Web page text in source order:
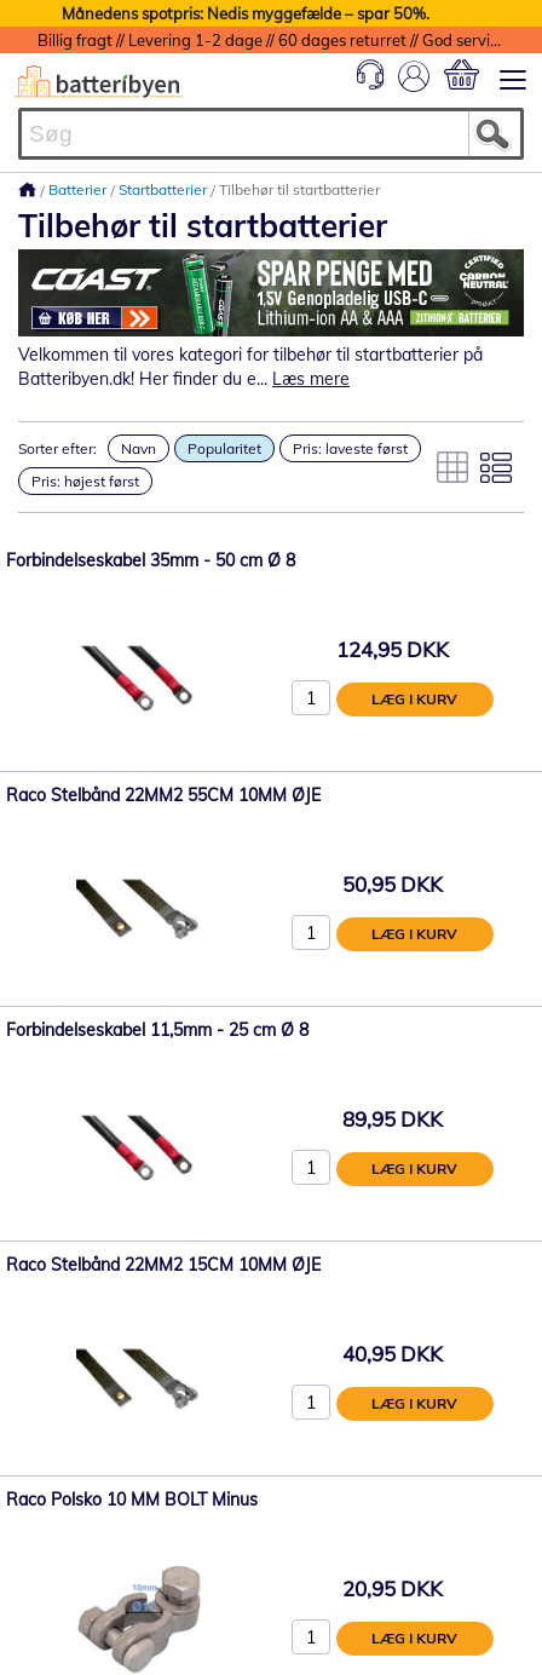
Månedens spotpris: Nedis myggefælde – spar 50%.
Billig fragt // Levering 1-2 dage // 60 dages returret // God service med garanti
Batterier Startbatterier Tilbehør til startbatterier
Tilbehør til startbatterier
Velkommen til vores kategori for tilbehør til startbatterier på
Batteribyen.dk! Her finder du e... Læs mere
Sorter efter: Navn Popularitet
Pris: laveste først
Pris: højest først
Forbindelseskabel 35mm - 50 cm Ø 8
124,95 DKK
LÆG I KURV
Raco Stelbånd 22MM2 55CM 10MM ØJE
50,95 DKK
LÆG I KURV
Forbindelseskabel 11,5mm - 25 cm Ø 8
89,95 DKK
LÆG I KURV
Raco Stelbånd 22MM2 15CM 10MM ØJE
40,95 DKK
LÆG I KURV
Raco Polsko 10 MM BOLT Minus
20,95 DKK
LÆG I KURV